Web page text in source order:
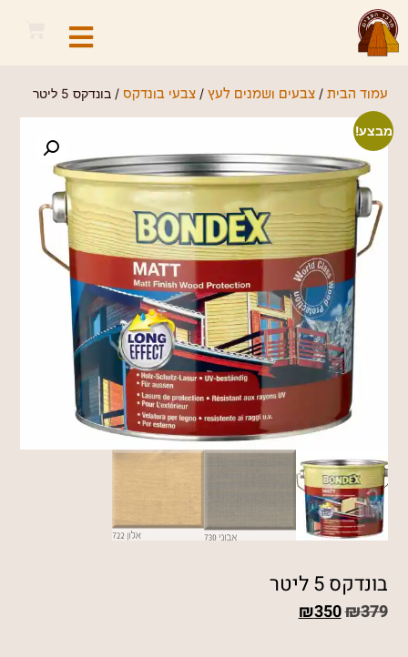
עמוד הבית /צבעים ושמנים לעץ /צבעי בונדקס / בונדקס 5 ליטר
מבצע!
בונדקס 5 ליטר
₪379
₪350